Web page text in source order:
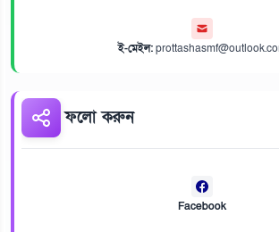
ই-মেইল:
ফলো করুন
Facebook